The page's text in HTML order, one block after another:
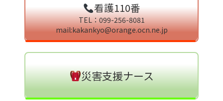
看護110番
TEL：099-256-8081
mail:kakankyo@orange.ocn.ne.jp
災害支援ナース